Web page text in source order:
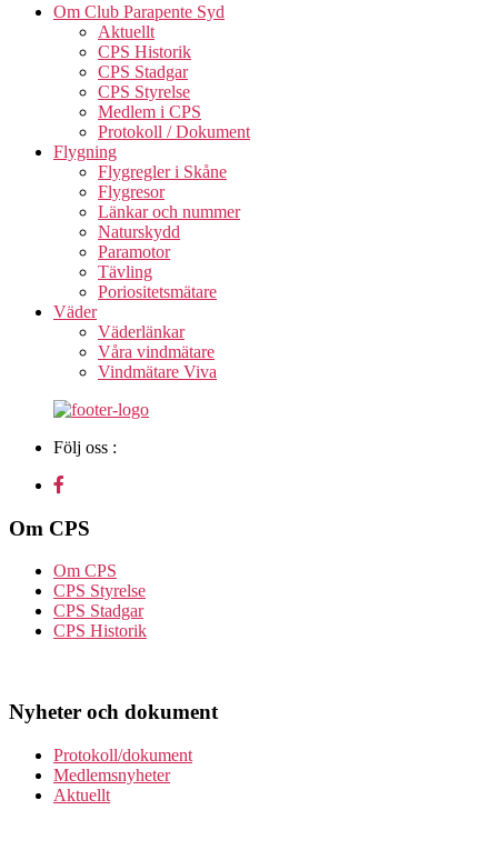
Om Club Parapente Syd
Aktuellt
CPS Historik
CPS Stadgar
CPS Styrelse
Medlem i CPS
Protokoll / Dokument
Flygning
Flygregler i Skåne
Flygresor
Länkar och nummer
Naturskydd
Paramotor
Tävling
Poriositetsmätare
Väder
Väderlänkar
Våra vindmätare
Vindmätare Viva
Följ oss :
Om CPS
Om CPS
CPS Styrelse
CPS Stadgar
CPS Historik
Nyheter och dokument
Protokoll/dokument
Medlemsnyheter
Aktuellt